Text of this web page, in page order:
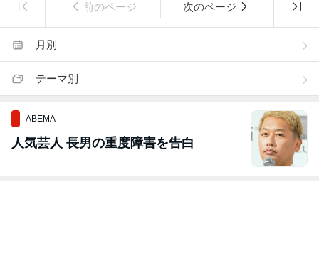
前のページ 次のページ
月別
テーマ別
ABEMA
人気芸人 長男の重度障害を告白